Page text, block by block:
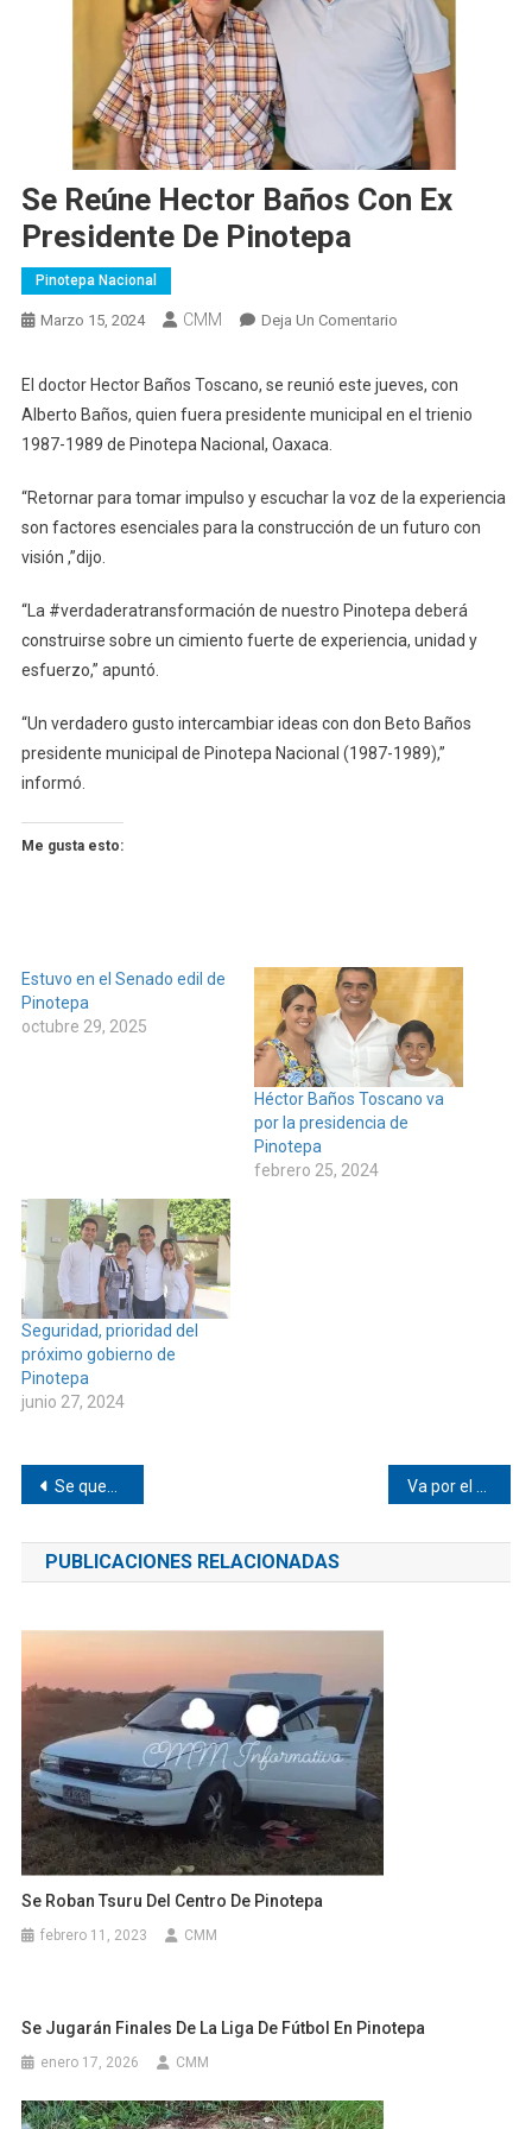
Se Reúne Hector Baños Con Ex
Presidente De Pinotepa
Pinotepa Nacional
Marzo 15, 2024 CMM Deja Un ComentarioEn
Presidente
De
El doctor Hector Baños Toscano, se reunió este jueves, con
Alberto Baños, quien fuera presidente municipal en el trienio
1987-1989 de Pinotepa Nacional, Oaxaca.
“Retornar para tomar impulso y escuchar la voz de la experiencia
son factores esenciales para la construcción de un futuro con
visión ,”dijo.
“La #verdaderatransformación de nuestro Pinotepa deberá
construirse sobre un cimiento fuerte de experiencia, unidad y
esfuerzo,” apuntó.
“Un verdadero gusto intercambiar ideas con don Beto Baños
presidente municipal de Pinotepa Nacional (1987-1989),”
informó.
Me gusta esto:
Estuvo en el Senado edil de
Pinotepa
octubre 29, 2025
Héctor Baños Toscano va
por la presidencia de
Pinotepa
febrero 25, 2024
Seguridad, prioridad del
próximo gobierno de
Pinotepa
junio 27, 2024
Navegación
de
entradas
Se queman dos féminas en Tepetlapa
PUBLICACIONES RELACIONADAS
Se Roban Tsuru Del Centro De Pinotepa
febrero 11, 2023 CMM
Se Jugarán Finales De La Liga De Fútbol En Pinotepa
enero 17, 2026 CMM